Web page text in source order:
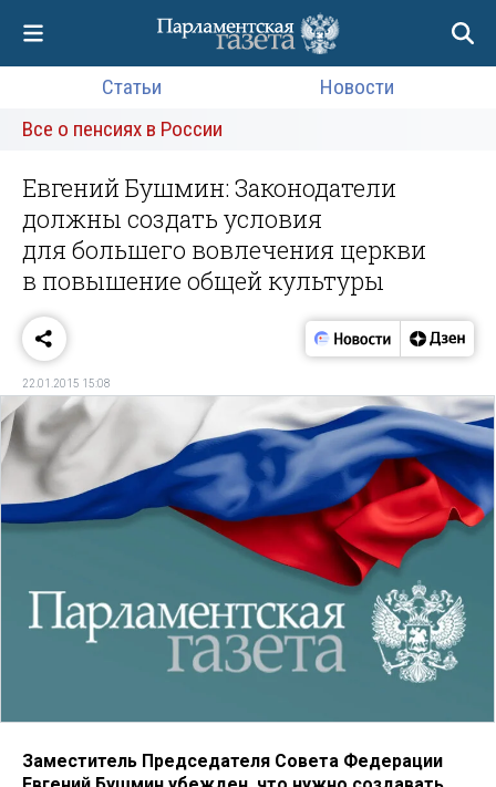
Статьи
Новости
Все о пенсиях в России
Евгений Бушмин: Законодатели
должны создать условия
для большего вовлечения церкви
в повышение общей культуры
22.01.2015 15:08
Заместитель Председателя Совета Федерации